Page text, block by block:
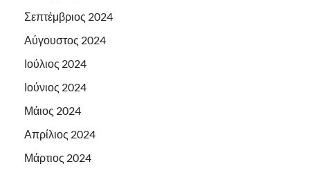
Σεπτέμβριος 2024
Αύγουστος 2024
Ιούλιος 2024
Ιούνιος 2024
Μάιος 2024
Απρίλιος 2024
Μάρτιος 2024